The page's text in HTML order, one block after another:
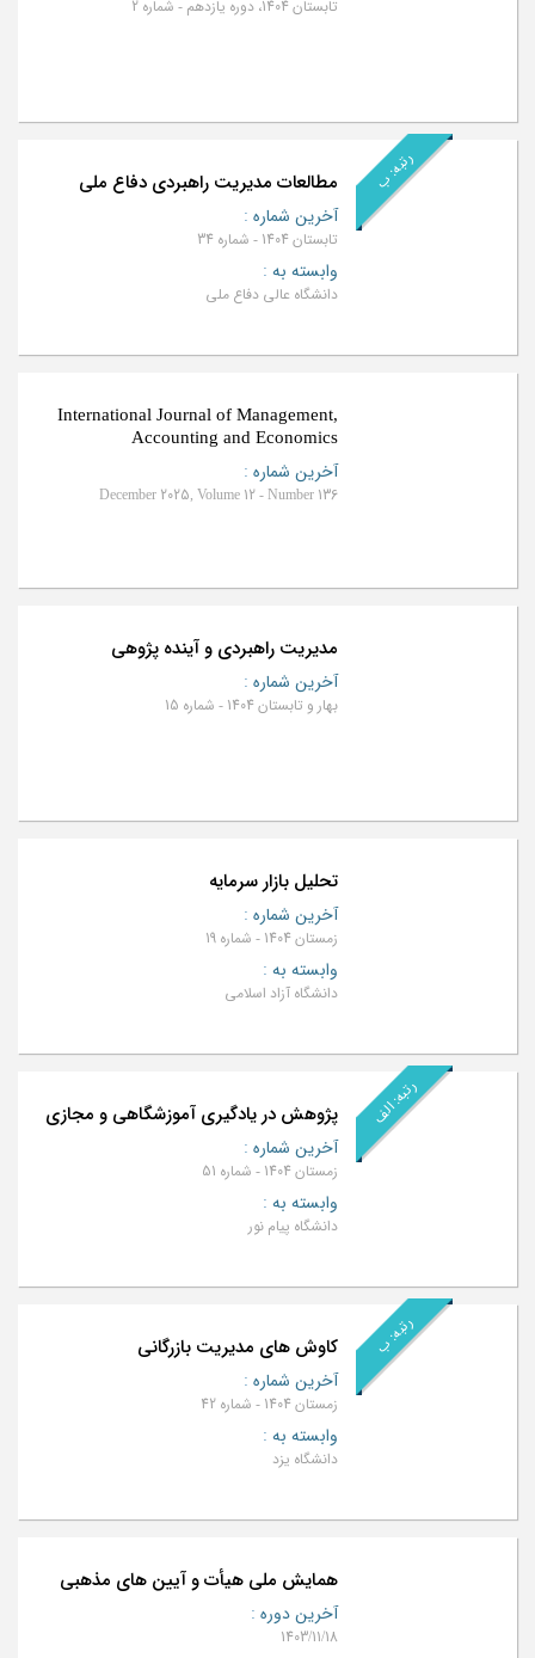
تابستان 1404، دوره یازدهم - شماره 2
رتبه: ب مطالعات مدیریت راهبردی دفاع ملی
آخرین شماره :
تابستان 1404 - شماره 34
وابسته به :
دانشگاه عالی دفاع ملی
International Journal of Management,
Accounting and Economics
آخرین شماره :
December 2025, Volume 12 - Number 136
مدیریت راهبردی و آینده پژوهی
آخرین شماره :
بهار و تابستان 1404 - شماره 15
تحلیل بازار سرمایه
آخرین شماره :
زمستان 1404 - شماره 19
وابسته به :
دانشگاه آزاد اسلامی
رتبه: الف پژوهش در یادگیری آموزشگاهی و مجازی
آخرین شماره :
زمستان 1404 - شماره 51
وابسته به :
دانشگاه پیام نور
رتبه: ب کاوش های مدیریت بازرگانی
آخرین شماره :
زمستان 1404 - شماره 42
وابسته به :
دانشگاه یزد
همایش ملی هیأت و آیین های مذهبی
آخرین دوره :
1403/11/18